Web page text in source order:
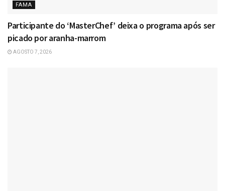
FAMA
Participante do ‘MasterChef’ deixa o programa após ser
picado por aranha-marrom
AGOSTO 7, 2026